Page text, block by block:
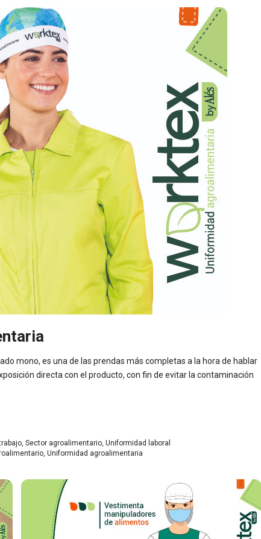
mono, es una de las prendas más completas a la hora de hablar
directa con el producto, con fin de evitar la contaminación
,Sector agroalimentario,Uniformidad laboral
,Uniformidad agroalimentaria